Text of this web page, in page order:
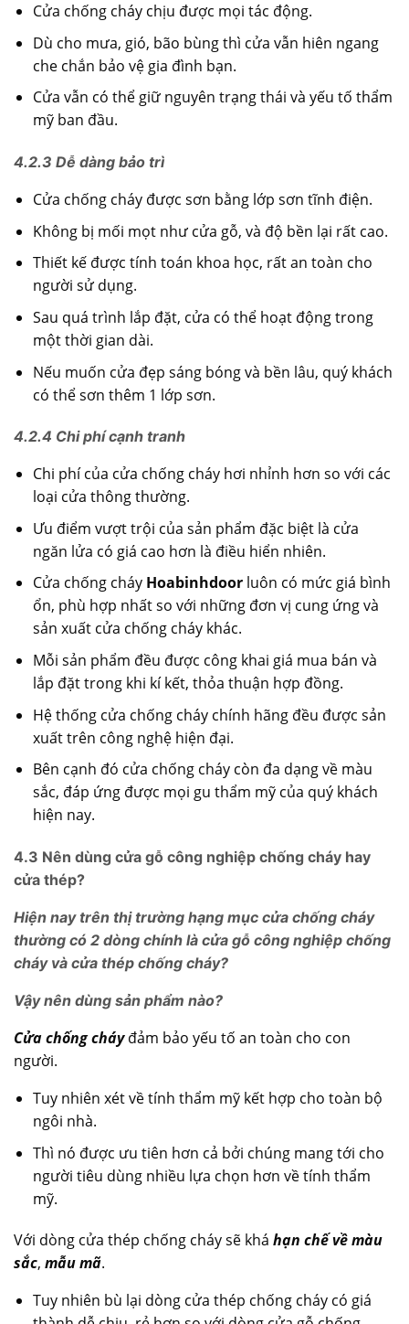
Cửa chống cháy chịu được mọi tác động.
Dù cho mưa, gió, bão bùng thì cửa vẫn hiên ngang
che chắn bảo vệ gia đình bạn.
Cửa vẫn có thể giữ nguyên trạng thái và yếu tố thẩm
mỹ ban đầu.
4.2.3 Dễ dàng bảo trì
Cửa chống cháy được sơn bằng lớp sơn tĩnh điện.
Không bị mối mọt như cửa gỗ, và độ bền lại rất cao.
Thiết kế được tính toán khoa học, rất an toàn cho
người sử dụng.
Sau quá trình lắp đặt, cửa có thể hoạt động trong
một thời gian dài.
Nếu muốn cửa đẹp sáng bóng và bền lâu, quý khách
có thể sơn thêm 1 lớp sơn.
4.2.4 Chi phí cạnh tranh
Chi phí của cửa chống cháy hơi nhỉnh hơn so với các
loại cửa thông thường.
Ưu điểm vượt trội của sản phẩm đặc biệt là cửa
ngăn lửa có giá cao hơn là điều hiển nhiên.
Cửa chống cháy Hoabinhdoorluôn có mức giá bình
ổn, phù hợp nhất so với những đơn vị cung ứng và
sản xuất cửa chống cháy khác.
Mỗi sản phẩm đều được công khai giá mua bán và
lắp đặt trong khi kí kết, thỏa thuận hợp đồng.
Hệ thống cửa chống cháy chính hãng đều được sản
xuất trên công nghệ hiện đại.
Bên cạnh đó cửa chống cháy còn đa dạng về màu
sắc, đáp ứng được mọi gu thẩm mỹ của quý khách
hiện nay.
4.3 Nên dùng cửa gỗ công nghiệp chống cháy hay
cửa thép?
Hiện nay trên thị trường hạng mục cửa chống cháy
thường có 2 dòng chính là cửa gỗ công nghiệp chống
cháy và cửa thép chống cháy?
Vậy nên dùng sản phẩm nào?
Cửa chống cháyđảm bảo yếu tố an toàn cho con
người.
Tuy nhiên xét về tính thẩm mỹ kết hợp cho toàn bộ
ngôi nhà.
Thì nó được ưu tiên hơn cả bởi chúng mang tới cho
người tiêu dùng nhiều lựa chọn hơn về tính thẩm
mỹ.
Với dòng cửa thép chống cháy sẽ khá hạn chế về màu
sắc, mẫu mã.
Tuy nhiên bù lại dòng cửa thép chống cháy có giá